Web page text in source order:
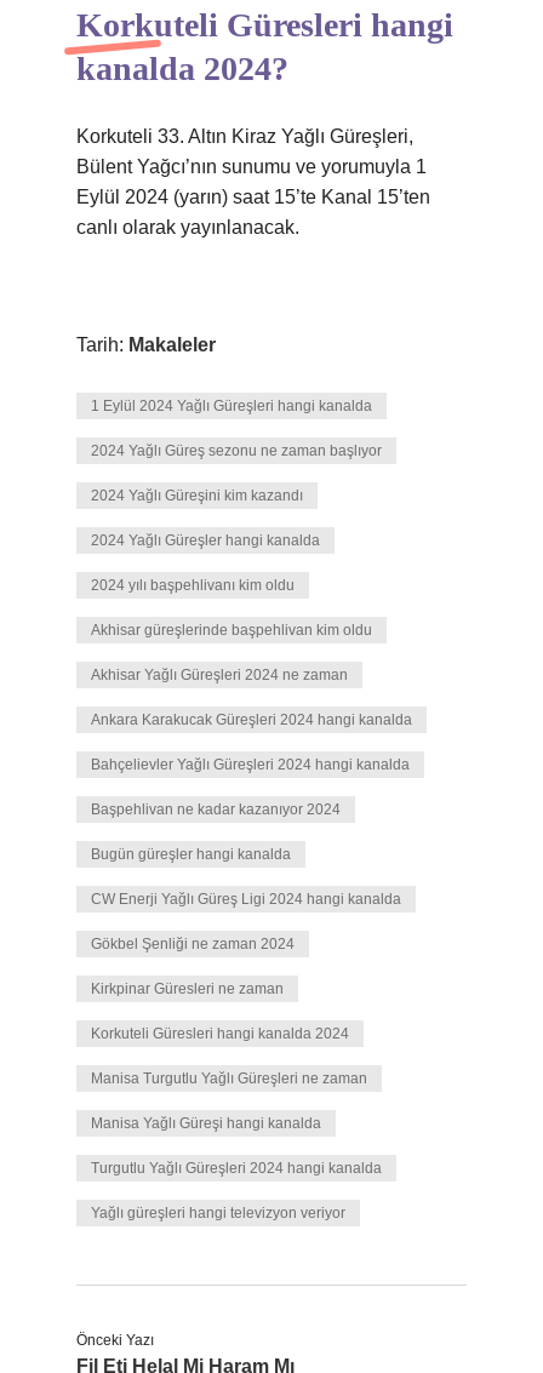
Korkuteli Güresleri hangi
kanalda 2024?
Korkuteli 33. Altın Kiraz Yağlı Güreşleri,
Bülent Yağcı’nın sunumu ve yorumuyla 1
Eylül 2024 (yarın) saat 15’te Kanal 15’ten
canlı olarak yayınlanacak.
Tarih: Makaleler
1 Eylül 2024 Yağlı Güreşleri hangi kanalda
2024 Yağlı Güreş sezonu ne zaman başlıyor
2024 Yağlı Güreşini kim kazandı
2024 Yağlı Güreşler hangi kanalda
2024 yılı başpehlivanı kim oldu
Akhisar güreşlerinde başpehlivan kim oldu
Akhisar Yağlı Güreşleri 2024 ne zaman
Ankara Karakucak Güreşleri 2024 hangi kanalda
Bahçelievler Yağlı Güreşleri 2024 hangi kanalda
Başpehlivan ne kadar kazanıyor 2024
Bugün güreşler hangi kanalda
CW Enerji Yağlı Güreş Ligi 2024 hangi kanalda
Gökbel Şenliği ne zaman 2024
Kirkpinar Güresleri ne zaman
Korkuteli Güresleri hangi kanalda 2024
Manisa Turgutlu Yağlı Güreşleri ne zaman
Manisa Yağlı Güreşi hangi kanalda
Turgutlu Yağlı Güreşleri 2024 hangi kanalda
Yağlı güreşleri hangi televizyon veriyor
Önceki Yazı
Fil Eti Helal Mi Haram Mı